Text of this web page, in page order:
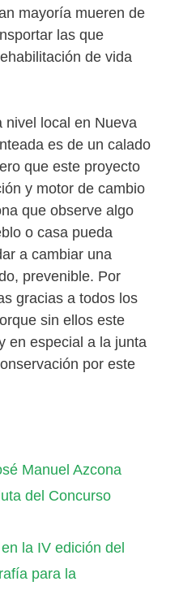
mayoría mueren de
las que
de vida
nivel local en Nueva
es de un calado
que este proyecto
y motor de cambio
que observe algo
o casa pueda
a cambiar una
prevenible. Por
gracias a todos los
sin ellos este
en especial a la junta
por este
Manuel Azcona
del Concurso
la IV edición del
para la